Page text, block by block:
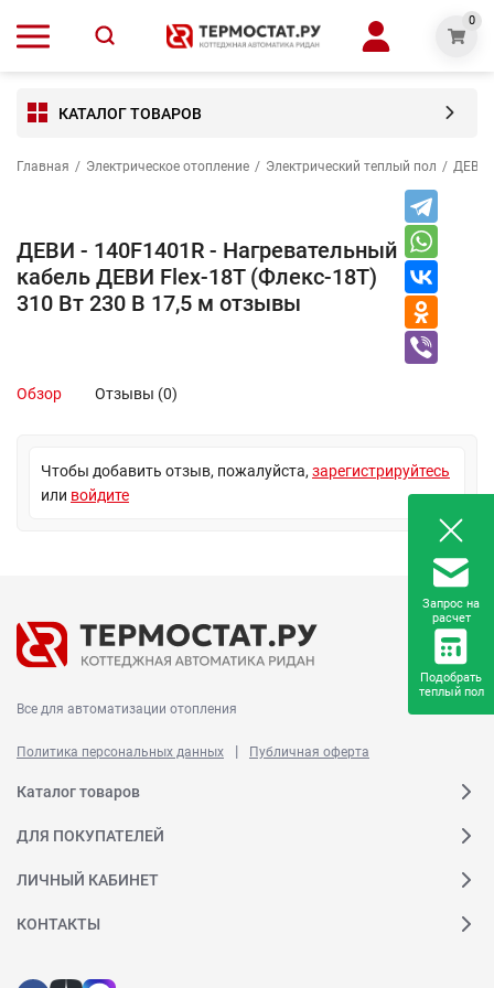
0
КАТАЛОГ ТОВАРОВ
Главная / Электрическое отопление / Электрический теплый пол / ДЕВИ
ДЕВИ - 140F1401R - Нагревательный
кабель ДЕВИ Flex-18T (Флекс-18Т)
310 Вт 230 В 17,5 м отзывы
Обзор Отзывы (0)
Чтобы добавить отзыв, пожалуйста, зарегистрируйтесь
или войдите
Все для автоматизации отопления
Политика персональных данных | Публичная оферта
Каталог товаров
ДЛЯ ПОКУПАТЕЛЕЙ
ЛИЧНЫЙ КАБИНЕТ
КОНТАКТЫ
Запрос на
расчет
Подобрать
теплый пол